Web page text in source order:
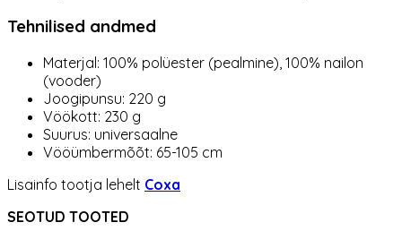
Tehnilised andmed
Materjal: 100% polüester (pealmine), 100% nailon
(vooder)
Joogipunsu: 220 g
Vöökott: 230 g
Suurus: universaalne
Vööümbermõõt: 65-105 cm
Lisainfo tootja lehelt Coxa
SEOTUD TOOTED